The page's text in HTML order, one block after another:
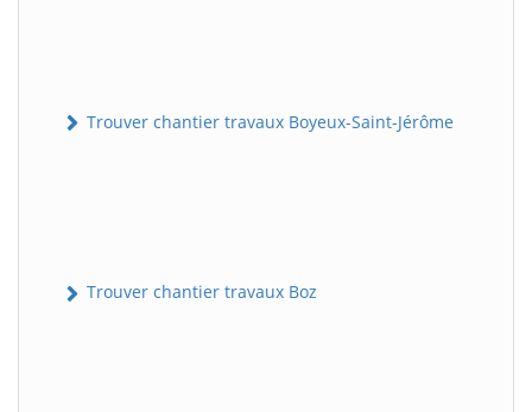
Trouver chantier travaux Boyeux-Saint-Jérôme
Trouver chantier travaux Boz